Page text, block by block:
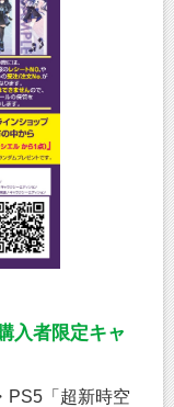
入者限定キャ
PS5「超新時空